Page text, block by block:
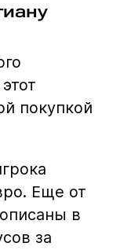
покупкой
Еще от
в
за